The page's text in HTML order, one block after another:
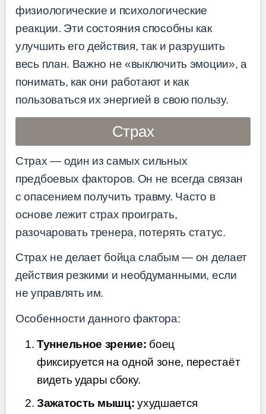
физиологические и психологические
реакции. Эти состояния способны как
улучшить его действия, так и разрушить
весь план. Важно не «выключить эмоции», а
понимать, как они работают и как
пользоваться их энергией в свою пользу.
Страх
Страх — один из самых сильных
предбоевых факторов. Он не всегда связан
с опасением получить травму. Часто в
основе лежит страх проиграть,
разочаровать тренера, потерять статус.
Страх не делает бойца слабым — он делает
действия резкими и необдуманными, если
не управлять им.
Особенности данного фактора:
Туннельное зрение: боец
фиксируется на одной зоне, перестаёт
видеть удары сбоку.
Зажатость мышц: ухудшается